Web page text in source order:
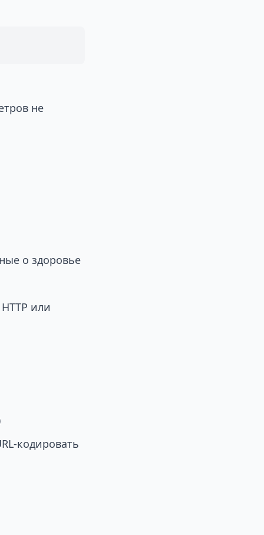
не
о здоровье
или
кодировать